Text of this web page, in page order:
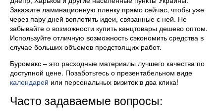
Закажите ламинационную пленку прямо сейчас, чтобы уже
через пару дней воплотить идеи, связанные с ней. Не
забывайте о возможности купить канцтовары дешево оптом.
Используйте отличную возможность сэкономить средства в
случае больших объемов предстоящих работ.
Буромакс – это расходные материалы лучшего качества по
доступной цене. Позаботьтесь о презентабельном виде
календарей или персональных визиток в два клика!
Часто задаваемые вопросы: